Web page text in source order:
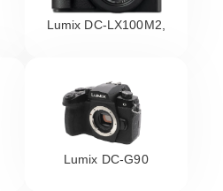
Lumix DC-LX100M2,
Lumix DC-G90